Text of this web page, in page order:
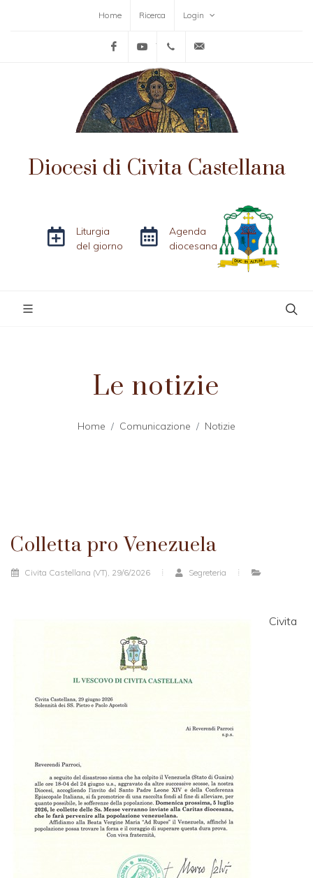
Home Ricerca Login
FacebookYouTube+39-0761-515152
Diocesi di Civita Castellana
Liturgia
del giorno
Agenda
diocesana
Le notizie
Home Comunicazione Notizie
Colletta pro Venezuela
Civita Castellana (VT), 29/6/2026 Segreteria
Civita